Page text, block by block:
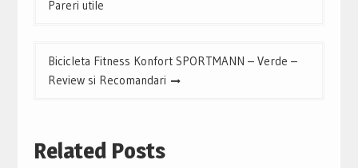
Pareri utile
Bicicleta Fitness Konfort SPORTMANN – Verde –
Review si Recomandari
Related Posts